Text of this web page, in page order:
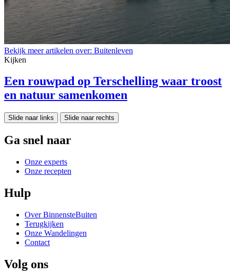
Bekijk meer artikelen over: Buitenleven
Kijken
Een rouwpad op Terschelling waar troost
en natuur samenkomen
Slide naar links Slide naar rechts
Ga snel naar
Onze experts
Onze recepten
Hulp
Over BinnensteBuiten
Terugkijken
Onze Wandelingen
Contact
Volg ons